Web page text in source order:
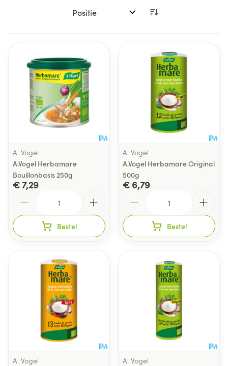
Sorteer op:
A. Vogel
A.Vogel Herbamare
Bouillonbasis 250g
€ 7,29
Bestel
A. Vogel
A.Vogel Herbamare Original
500g
€ 6,79
Bestel
A. Vogel
A. Vogel